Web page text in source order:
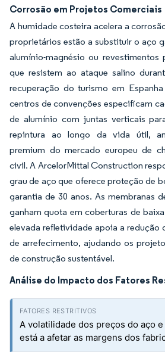
Corrosão em Projetos Comerciais
A humidade costeira acelera a
proprietários estão a substituir o aço
alumínio-magnésio ou revestimentos
que resistem ao ataque salino
recuperação do turismo em
centros de convenções especificam
de alumínio com juntas verticais
repintura ao longo da vida útil,
premium do mercado europeu de
civil. A ArcelorMittal Construction
grau de aço que oferece proteção de
garantia de 30 anos. As membranas
ganham quota em coberturas de
elevada refletividade apoia a redução
de arrefecimento, ajudando os
de construção sustentável.
Análise do Impacto dos Fatores
A volatilidade dos preços do aço
está a afetar as margens dos